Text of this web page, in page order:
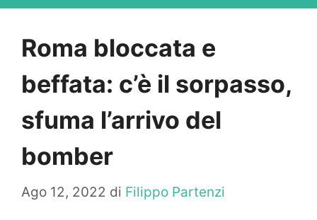
Roma bloccata e
beffata: c’è il sorpasso,
sfuma l’arrivo del
bomber
Ago 12, 2022 di Filippo Partenzi